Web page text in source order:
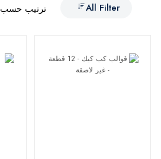
All Filter
ترتيب حسب